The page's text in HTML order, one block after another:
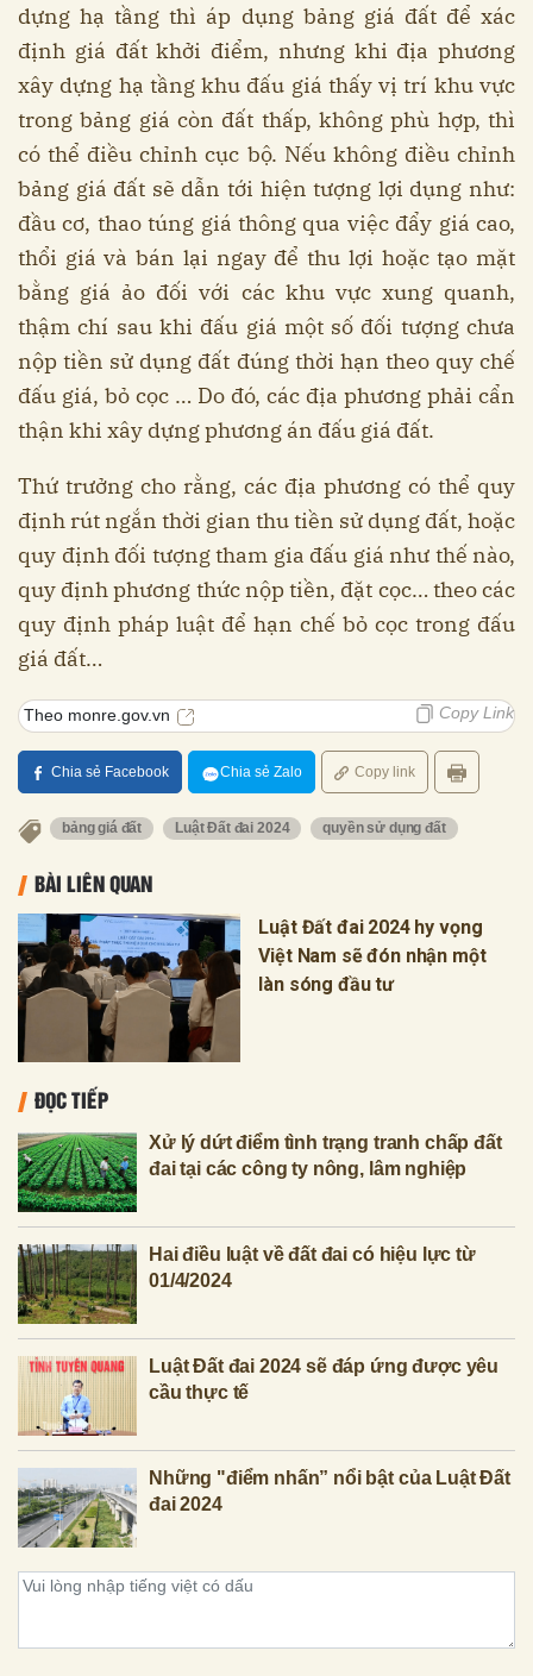
dựng hạ tầng thì áp dụng bảng giá đất để xác
định giá đất khởi điểm, nhưng khi địa phương
xây dựng hạ tầng khu đấu giá thấy vị trí khu vực
trong bảng giá còn đất thấp, không phù hợp, thì
có thể điều chỉnh cục bộ. Nếu không điều chỉnh
bảng giá đất sẽ dẫn tới hiện tượng lợi dụng như:
đầu cơ, thao túng giá thông qua việc đẩy giá cao,
thổi giá và bán lại ngay để thu lợi hoặc tạo mặt
bằng giá ảo đối với các khu vực xung quanh,
thậm chí sau khi đấu giá một số đối tượng chưa
nộp tiền sử dụng đất đúng thời hạn theo quy chế
đấu giá, bỏ cọc … Do đó, các địa phương phải cẩn
thận khi xây dựng phương án đấu giá đất.
Thứ trưởng cho rằng, các địa phương có thể quy
định rút ngắn thời gian thu tiền sử dụng đất, hoặc
quy định đối tượng tham gia đấu giá như thế nào,
quy định phương thức nộp tiền, đặt cọc… theo các
quy định pháp luật để hạn chế bỏ cọc trong đấu
giá đất…
Theo monre.gov.vn Copy Link
Chia sẻ Facebook Chia sẻ Zalo Copy link
bảng giá đất Luật Đất đai 2024 quyền sử dụng đất
BÀI LIÊN QUAN
Luật Đất đai 2024 hy vọng
Việt Nam sẽ đón nhận một
làn sóng đầu tư
ĐỌC TIẾP
Xử lý dứt điểm tình trạng tranh chấp đất
đai tại các công ty nông, lâm nghiệp
Hai điều luật về đất đai có hiệu lực từ
01/4/2024
Luật Đất đai 2024 sẽ đáp ứng được yêu
cầu thực tế
Những "điểm nhấn” nổi bật của Luật Đất
đai 2024